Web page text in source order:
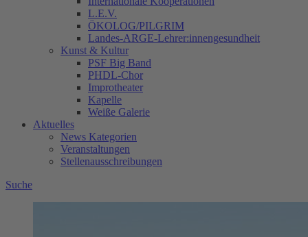
L.E.V.
ÖKOLOG/PILGRIM
Landes-ARGE-Lehrer:innengesundheit
Kunst & Kultur
PSF Big Band
PHDL-Chor
Improtheater
Kapelle
Weiße Galerie
Aktuelles
News Kategorien
Veranstaltungen
Stellenausschreibungen
Suche